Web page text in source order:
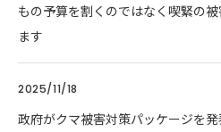
もの予算を割くのではなく喫緊の
ます
2025/11/18
政府がクマ被害対策パッケージを発